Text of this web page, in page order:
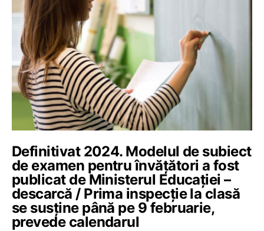
Definitivat 2024. Modelul de subiect
de examen pentru învățători a fost
publicat de Ministerul Educației –
descarcă / Prima inspecție la clasă
se susține până pe 9 februarie,
prevede calendarul